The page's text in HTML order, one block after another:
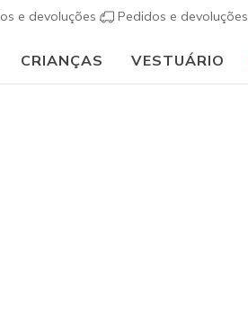
e devoluções Pedidos e devoluções
CRIANÇAS VESTUÁRIO